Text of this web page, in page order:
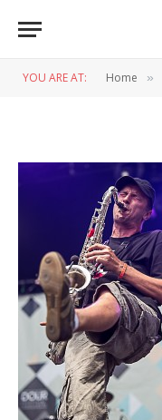
YOU ARE AT: Home »